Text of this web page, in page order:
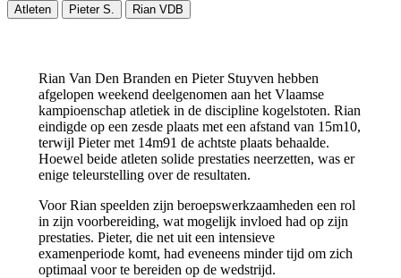
Atleten Pieter S. Rian VDB
Rian Van Den Branden en Pieter Stuyven hebben
afgelopen weekend deelgenomen aan het Vlaamse
kampioenschap atletiek in de discipline kogelstoten. Rian
eindigde op een zesde plaats met een afstand van 15m10,
terwijl Pieter met 14m91 de achtste plaats behaalde.
Hoewel beide atleten solide prestaties neerzetten, was er
enige teleurstelling over de resultaten.
Voor Rian speelden zijn beroepswerkzaamheden een rol
in zijn voorbereiding, wat mogelijk invloed had op zijn
prestaties. Pieter, die net uit een intensieve
examenperiode komt, had eveneens minder tijd om zich
optimaal voor te bereiden op de wedstrijd.